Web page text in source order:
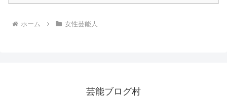
ホーム 女性芸能人
芸能ブログ村